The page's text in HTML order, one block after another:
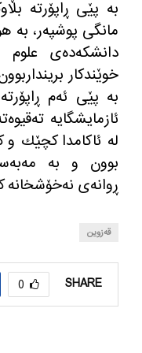
مانگی پوشپه‌ر، به‌
دانشكه‌ده‌ی
خوێندكار
به‌ پێی ئه‌م
ئازمایشگایه‌
له‌ ئاكامدا كچێك
بوون و به‌
ڕوانه‌ی نه‌خۆشخانه‌
قه‌زوین
SHARE
0